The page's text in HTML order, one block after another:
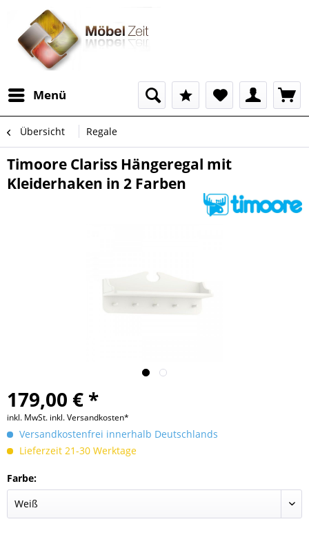
Menü
Übersicht Regale
Timoore Clariss Hängeregal mit
Kleiderhaken in 2 Farben
179,00 € *
inkl. MwSt. inkl. Versandkosten*
Versandkostenfrei innerhalb Deutschlands
Lieferzeit 21-30 Werktage
Farbe: